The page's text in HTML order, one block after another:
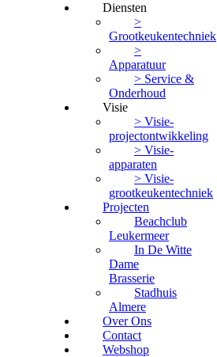
Diensten
>
Grootkeukentechniek
>
Apparatuur
> Service &
Onderhoud
Visie
> Visie-
projectontwikkeling
> Visie-
apparaten
> Visie-
grootkeukentechniek
Projecten
Beachclub
Leukermeer
In De Witte
Dame
Brasserie
Stadhuis
Almere
Over Ons
Contact
Webshop